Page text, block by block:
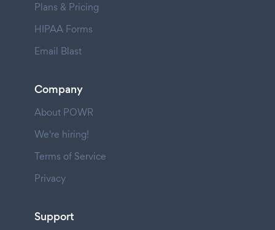
Plans & Pricing
HIPAA Forms
Email Blast
Company
About POWR
We're hiring!
Terms of Service
Privacy
Support